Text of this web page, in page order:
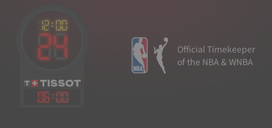
06:00
Official Timekeeper
of the NBA & WNBA